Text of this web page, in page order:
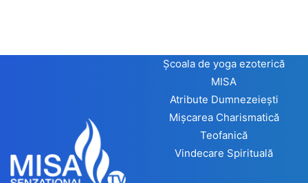
Școala de yoga ezoterică
MISA
Atribute Dumnezeiești
Mișcarea Charismatică
Teofanică
Vindecare Spirituală